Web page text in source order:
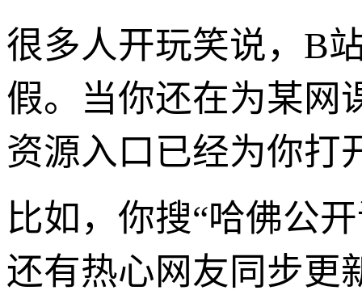
很多人开玩笑说，B
假。当你还在为某网
资源入口已经为你打
比如，你搜“哈佛公
还有热心网友同步更